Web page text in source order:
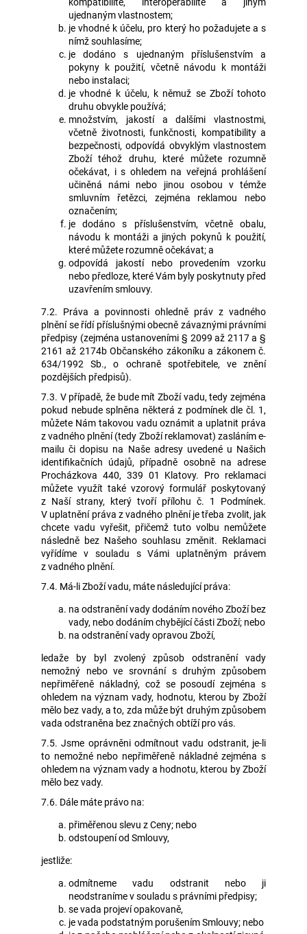
kompatibilitě, interoperabilitě a jiným
ujednaným vlastnostem;
je vhodné k účelu, pro který ho požadujete a s
nímž souhlasíme;
je dodáno s ujednaným příslušenstvím a
pokyny k použití, včetně návodu k montáži
nebo instalaci;
je vhodné k účelu, k němuž se Zboží tohoto
druhu obvykle používá;
množstvím, jakostí a dalšími vlastnostmi,
včetně životnosti, funkčnosti, kompatibility a
bezpečnosti, odpovídá obvyklým vlastnostem
Zboží téhož druhu, které můžete rozumně
očekávat, i s ohledem na veřejná prohlášení
učiněná námi nebo jinou osobou v témže
smluvním řetězci, zejména reklamou nebo
označením;
je dodáno s příslušenstvím, včetně obalu,
návodu k montáži a jiných pokynů k použití,
které můžete rozumně očekávat; a
odpovídá jakostí nebo provedením vzorku
nebo předloze, které Vám byly poskytnuty před
uzavřením smlouvy.
7.2. Práva a povinnosti ohledně práv z vadného
plnění se řídí příslušnými obecně závaznými právními
předpisy (zejména ustanoveními § 2099 až 2117 a §
2161 až 2174b Občanského zákoníku a zákonem č.
634/1992 Sb., o ochraně spotřebitele, ve znění
pozdějších předpisů).
7.3. V případě, že bude mít Zboží vadu, tedy zejména
pokud nebude splněna některá z podmínek dle čl. 1,
můžete Nám takovou vadu oznámit a uplatnit práva
z vadného plnění (tedy Zboží reklamovat) zasláním e-
mailu či dopisu na Naše adresy uvedené u Našich
identifikačních údajů, případně osobně na adrese
Procházkova 440, 339 01 Klatovy. Pro reklamaci
můžete využít také vzorový formulář poskytovaný
z Naší strany, který tvoří přílohu č. 1 Podmínek.
V uplatnění práva z vadného plnění je třeba zvolit, jak
chcete vadu vyřešit, přičemž tuto volbu nemůžete
následně bez Našeho souhlasu změnit. Reklamaci
vyřídíme v souladu s Vámi uplatněným právem
z vadného plnění.
7.4. Má-li Zboží vadu, máte následující práva:
na odstranění vady dodáním nového Zboží bez
vady, nebo dodáním chybějící části Zboží; nebo
na odstranění vady opravou Zboží,
ledaže by byl zvolený způsob odstranění vady
nemožný nebo ve srovnání s druhým způsobem
nepřiměřeně nákladný, což se posoudí zejména s
ohledem na význam vady, hodnotu, kterou by Zboží
mělo bez vady, a to, zda může být druhým způsobem
vada odstraněna bez značných obtíží pro vás.
7.5. Jsme oprávněni odmítnout vadu odstranit, je-li
to nemožné nebo nepřiměřeně nákladné zejména s
ohledem na význam vady a hodnotu, kterou by Zboží
mělo bez vady.
7.6. Dále máte právo na:
přiměřenou slevu z Ceny; nebo
odstoupení od Smlouvy,
jestliže:
odmítneme vadu odstranit nebo ji
neodstraníme v souladu s právními předpisy;
se vada projeví opakovaně,
je vada podstatným porušením Smlouvy; nebo